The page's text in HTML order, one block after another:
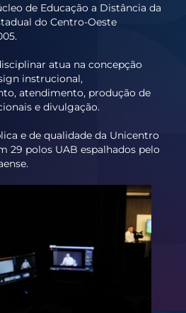
de Educação a Distância da
do Centro-Oeste
atua na concepção
instrucional,
atendimento, produção de
e divulgação.
e de qualidade da Unicentro
29 polos UAB espalhados pelo